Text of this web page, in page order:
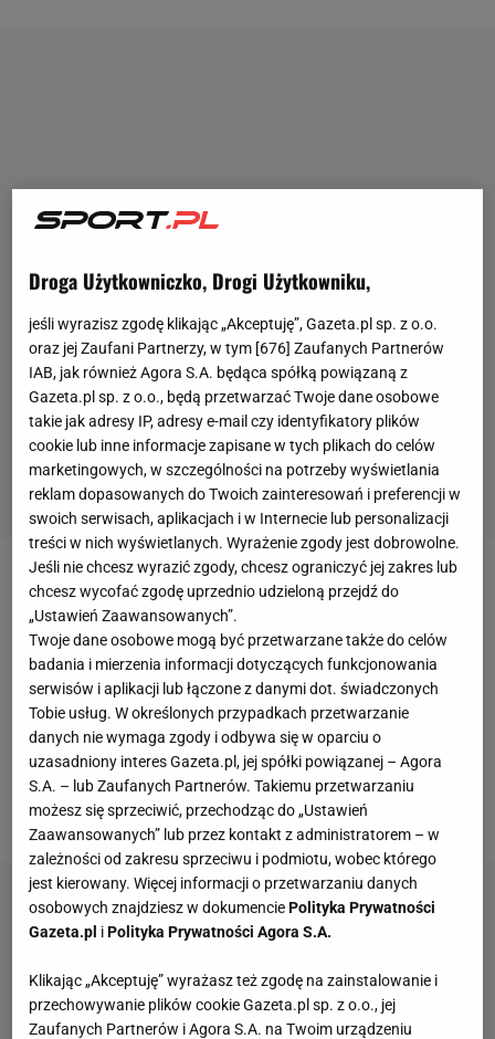
Portugalia nie przegrała żadnego sparingu przed
rozpoczęciem mistrzostw Europy. Kadra
prowadzona przezFernando Santosazremisowała
bezbramkowo zHiszpaniąw piątek 4 czerwca,
natomiast w minioną środę gładko poradziła sobie z
Izraelem. Dwie bramki zdobył Bruno Fernandes,
natomiast po jednym trafieniu dołożyliCristiano
RonaldoorazJoao Cancelo.
Droga Użytkowniczko, Drogi Użytkowniku,
jeśli wyrazisz zgodę klikając „Akceptuję”, Gazeta.pl sp. z o.o.
oraz jej Zaufani Partnerzy, w tym [676] Zaufanych Partnerów
IAB, jak również Agora S.A. będąca spółką powiązaną z
Gazeta.pl sp. z o.o., będą przetwarzać Twoje dane osobowe
takie jak adresy IP, adresy e-mail czy identyfikatory plików
cookie lub inne informacje zapisane w tych plikach do celów
marketingowych, w szczególności na potrzeby wyświetlania
reklam dopasowanych do Twoich zainteresowań i preferencji w
swoich serwisach, aplikacjach i w Internecie lub personalizacji
treści w nich wyświetlanych. Wyrażenie zgody jest dobrowolne.
Jeśli nie chcesz wyrazić zgody, chcesz ograniczyć jej zakres lub
chcesz wycofać zgodę uprzednio udzieloną przejdź do
„Ustawień Zaawansowanych”.
Twoje dane osobowe mogą być przetwarzane także do celów
badania i mierzenia informacji dotyczących funkcjonowania
serwisów i aplikacji lub łączone z danymi dot. świadczonych
Tobie usług. W określonych przypadkach przetwarzanie
danych nie wymaga zgody i odbywa się w oparciu o
uzasadniony interes Gazeta.pl, jej spółki powiązanej – Agora
S.A. – lub Zaufanych Partnerów. Takiemu przetwarzaniu
możesz się sprzeciwić, przechodząc do „Ustawień
Zaawansowanych” lub przez kontakt z administratorem – w
zależności od zakresu sprzeciwu i podmiotu, wobec którego
jest kierowany. Więcej informacji o przetwarzaniu danych
osobowych znajdziesz w dokumenciePolityka Prywatności
Gazeta.pl iPolityka Prywatności Agora S.A.
Klikając „Akceptuję” wyrażasz też zgodę na zainstalowanie i
przechowywanie plików cookie Gazeta.pl sp. z o.o., jej
Zaufanych Partnerów i Agora S.A. na Twoim urządzeniu